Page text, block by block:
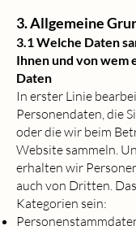
3. Allgemeine
3.1 Welche Daten
Ihnen und von wem
Daten
In erster Linie
Personendaten, die
oder die wir beim
Website sammeln.
erhalten wir
auch von Dritten.
Kategorien sein: